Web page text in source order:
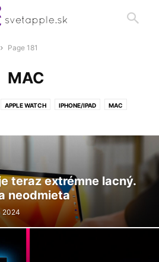
Page 181
MAC
APPLE WATCH IPHONE/IPAD MAC
teraz extrémne lacný.
neodmieta
2024